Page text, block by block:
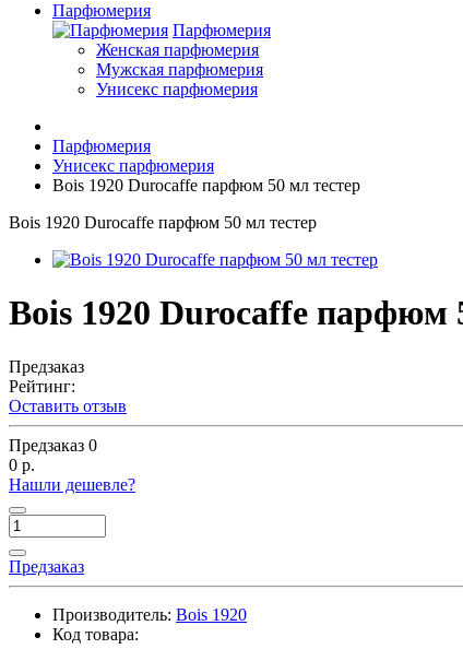
Парфюмерия
Парфюмерия
Женская парфюмерия
Мужская парфюмерия
Унисекс парфюмерия
Парфюмерия
Унисекс парфюмерия
Bois 1920 Durocaffe парфюм 50 мл тестер
Bois 1920 Durocaffe парфюм 50 мл тестер
Bois 1920 Durocaffe парфюм
Предзаказ
Рейтинг:
Оставить отзыв
Предзаказ 0
0 р.
Нашли дешевле?
Предзаказ
Производитель: Bois 1920
Код товара: